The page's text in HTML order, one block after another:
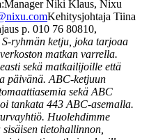
Manager Niki Klaus, Nixu
Kehitysjohtaja Tiina
p. 010 76 80810,
ryhmän ketju, joka tarjoaa
matkan varrella.
sekä matkailijoille että
päivänä. ABC-ketjuun
sekä ABC
tankata 443 ABC-asemalla.
Huolehdimme
tietohallinnon,